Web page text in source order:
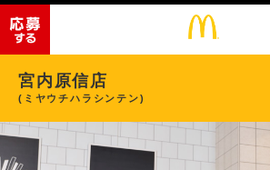
宮内原信店
(ミヤウチハラシンテン)